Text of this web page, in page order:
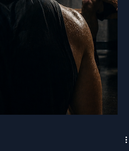
di una partita ha esaurito le
lattato elevato. Le sue gambe
qualcosa d'altro che è
stanchezza fisica: il suo processo
Fraintende l'opzione di
commette un'infrazione tattica
di posizionamento sarebbe
il pallone due tocchi in più.
di volo